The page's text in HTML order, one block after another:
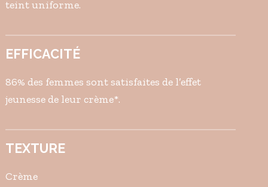
teint uniforme.
EFFICACITÉ
86% des femmes sont satisfaites de l’effet
jeunesse de leur crème*.
TEXTURE
Crème